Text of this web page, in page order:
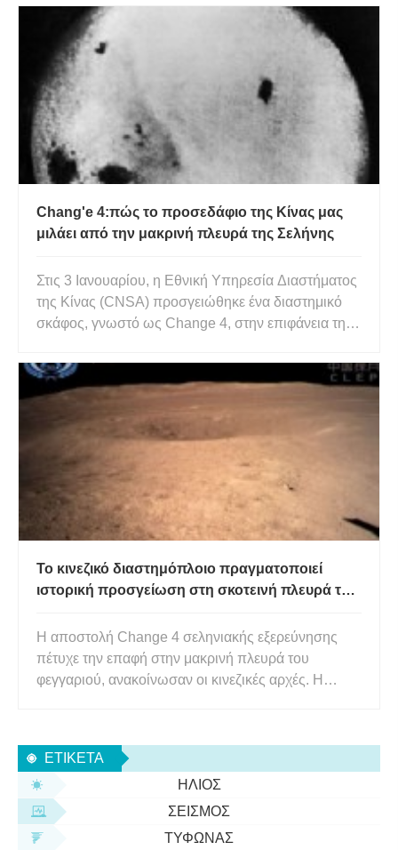
από το Πανεπιστήμιο της Βέρνης. Το ηφαιστειακά
ενεργό εξωφεγγάρι θα μπορούσε να κρύβεται στο
σύστημα εξωπλανητών WASP-4
Chang'e 4:πώς το προσεδάφιο της Κίνας μας
μιλάει από την μακρινή πλευρά της Σελήνης
Στις 3 Ιανουαρίου, η Εθνική Υπηρεσία Διαστήματος
της Κίνας (CNSA) προσγειώθηκε ένα διαστημικό
σκάφος, γνωστό ως Change 4, στην επιφάνεια της
καμία άλλη διαστημική υπηρεσία δεν έχει καν
επιχειρήσει. Τώρα, το κατοικίδιο rover Yutu 2 του
Το κινεζικό διαστημόπλοιο πραγματοποιεί
ιστορική προσγείωση στη σκοτεινή πλευρά του
Η αποστολή Change 4 σεληνιακής εξερεύνησης
πέτυχε την επαφή στην μακρινή πλευρά του
φεγγαριού, ανακοίνωσαν οι κινεζικές αρχές. Η
που προσγειώθηκε ποτέ στην μακρινή πλευρά του
φεγγαριού. Έχουν γίνει πολλές απο
ΕΤΙΚΈΤΑ
ΉΛΙΟΣ
ΣΕΙΣΜΌΣ
ΤΥΦΏΝΑΣ